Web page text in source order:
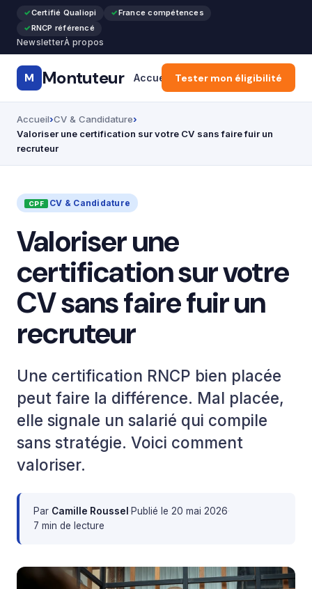
Certifié Qualiopi
France compétences
RNCP référencé
NewsletterÀ propos
M Montuteur Accueil Formation Pro & Cours
Tester mon éligibilité
Accueil CV & Candidature
Valoriser une certification sur votre CV sans faire fuir un
recruteur
CV & Candidature
Valoriser une
certification sur votre
CV sans faire fuir un
recruteur
Une certification RNCP bien placée
peut faire la différence. Mal placée,
elle signale un salarié qui compile
sans stratégie. Voici comment
valoriser.
Par Camille Roussel·Publié le 20 mai 2026·
7 min de lecture